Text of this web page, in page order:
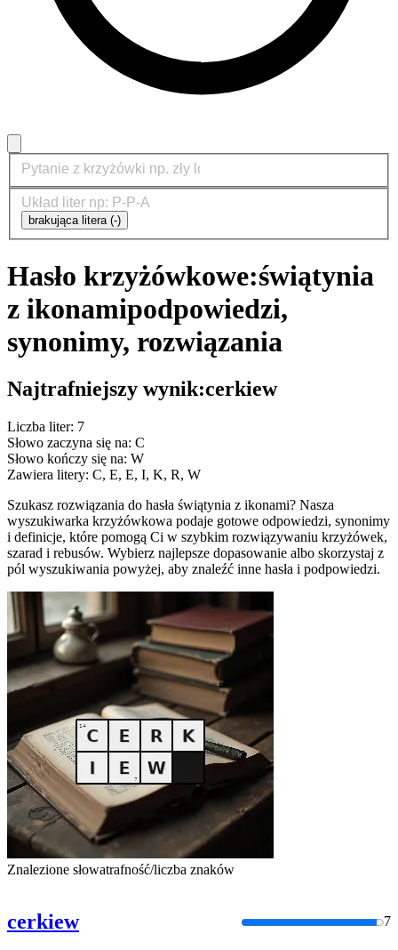
brakująca litera (-)
Hasło krzyżówkowe:świątynia
z ikonamipodpowiedzi,
synonimy, rozwiązania
Najtrafniejszy wynik:cerkiew
Liczba liter: 7
Słowo zaczyna się na: C
Słowo kończy się na: W
Zawiera litery: C, E, E, I, K, R, W
Szukasz rozwiązania do hasła świątynia z ikonami? Nasza
wyszukiwarka krzyżówkowa podaje gotowe odpowiedzi, synonimy
i definicje, które pomogą Ci w szybkim rozwiązywaniu krzyżówek,
szarad i rebusów. Wybierz najlepsze dopasowanie albo skorzystaj z
pól wyszukiwania powyżej, aby znaleźć inne hasła i podpowiedzi.
Znalezione słowatrafność/liczba znaków
cerkiew 7